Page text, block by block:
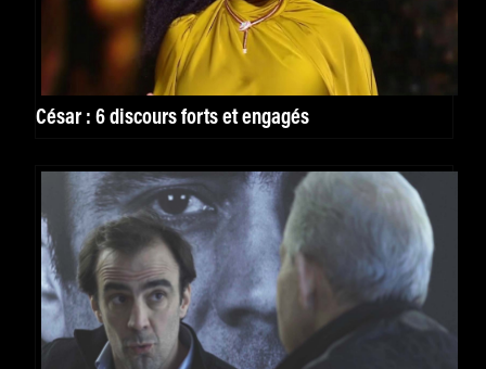
César : 6 discours forts et engagés